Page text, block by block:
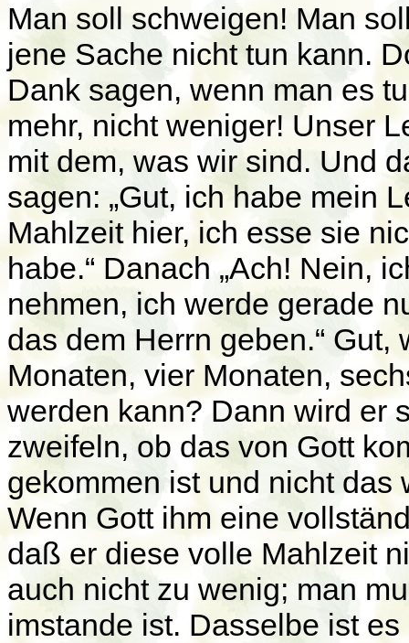
Man soll schweigen! Man
jene Sache nicht tun kann.
Dank sagen, wenn man es
mehr, nicht weniger! Unser
mit dem, was wir sind. Und
sagen: „Gut, ich habe mein
Mahlzeit hier, ich esse sie
habe.“ Danach „Ach! Nein,
nehmen, ich werde gerade
das dem Herrn geben.“
Monaten, vier Monaten,
werden kann? Dann wird er
zweifeln, ob das von Gott
gekommen ist und nicht das
Wenn Gott ihm eine
daß er diese volle Mahlzeit
auch nicht zu wenig; man
imstande ist. Dasselbe ist